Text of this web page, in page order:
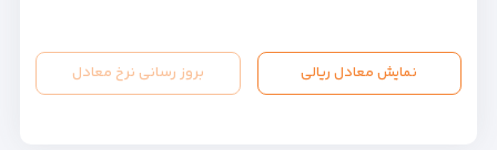
نمایش معادل ریالی بروز رسانی نرخ معادل